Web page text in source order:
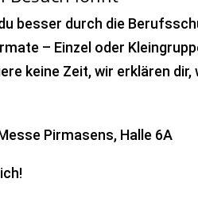
besser durch die
– Einzel oder
keine Zeit, wir erklären
Pirmasens, Halle 6A